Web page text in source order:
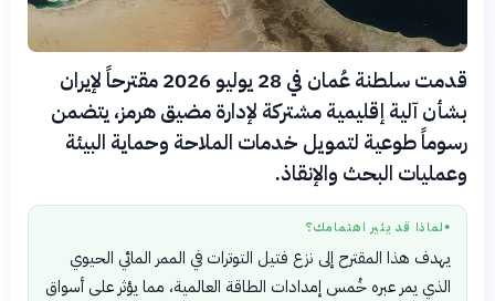
قدمت سلطنة عُمان في 28 يوليو 2026 مقترحاً لإيران
بشأن آلية إقليمية مشتركة لإدارة مضيق هرمز، يتضمن
رسوماً طوعية لتمويل خدمات الملاحة وحماية البيئة
وعمليات البحث والإنقاذ.
● لماذا قد يثير اهتمامك؟
يهدف هذا المقترح إلى نزع فتيل التوترات في الممر المائي الحيوي
الذي يمر عبره خُمس إمدادات الطاقة العالمية، مما يؤثر على أسواق